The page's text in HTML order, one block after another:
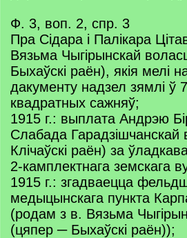
Ф. 3, воп. 2, спр. 3
Пра Сідара і Палікара
Вязьма Чыгірынскай
Быхаўскі раён), якія мелі
дакументу надзел зямлі ў
квадратных сажняў;
1915 г.: выплата Андрэю
Слабада Гарадзішчанскай
Клічаўскі раён) за
2-камплектнага земскага
1915 г.: згадваецца
медыцынскага пункта
(родам з в. Вязьма
(цяпер ─ Быхаўскі раён));